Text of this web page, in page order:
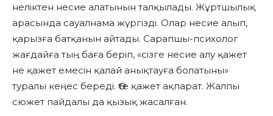
неліктен несие алатынын талқылады. Жұртшылық
арасында сауалнама жүргізді. Олар несие алып,
қарызға батқанын айтады. Сарапшы-психолог
жағдайға тың баға беріп, «сізге несие алу қажет
не қажет емесін қалай анықтауға болатыны»
туралы кеңес береді. Өте қажет ақпарат. Жалпы
сюжет пайдалы да қызық жасалған.